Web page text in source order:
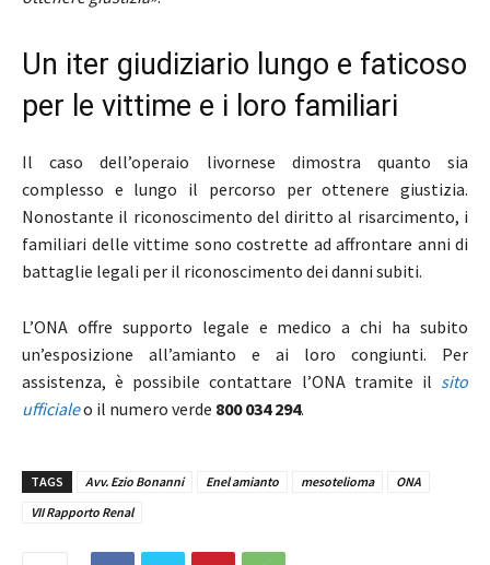
Un iter giudiziario lungo e faticoso
per le vittime e i loro familiari
Il caso dell’operaio livornese dimostra quanto sia
complesso e lungo il percorso per ottenere giustizia.
Nonostante il riconoscimento del diritto al risarcimento, i
familiari delle vittime sono costrette ad affrontare anni di
battaglie legali per il riconoscimento dei danni subiti.
L’ONA offre supporto legale e medico a chi ha subito
un’esposizione all’amianto e ai loro congiunti. Per
assistenza, è possibile contattare l’ONA tramite il sito
ufficialeo il numero verde 800 034 294.
TAGS Avv. Ezio Bonanni Enel amianto mesotelioma
ONA
VII Rapporto Renal